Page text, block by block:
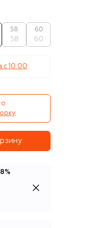
58
58
60
60
c 10:00